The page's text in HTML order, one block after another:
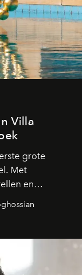
Villa
grote
Met
en
kunstenaar